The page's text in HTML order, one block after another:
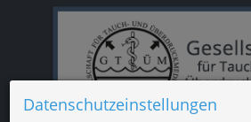
Datenschutzeinstellungen